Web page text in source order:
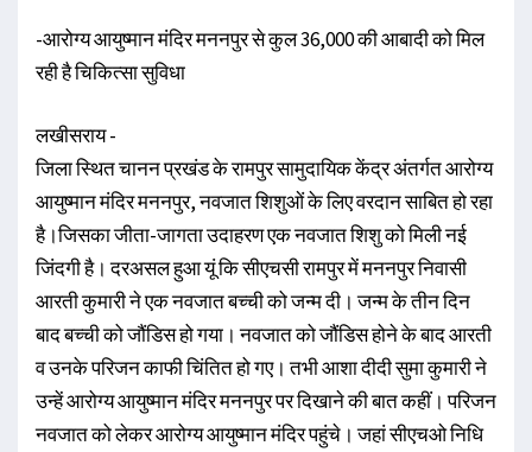
-आरोग्य आयुष्मान मंदिर मननपुर से कुल 36,000 की आबादी को मिल
रही है चिकित्सा सुविधा
लखीसराय -
जिला स्थित चानन प्रखंड के रामपुर सामुदायिक केंद्र अंतर्गत आरोग्य
आयुष्मान मंदिर मननपुर, नवजात शिशुओं के लिए वरदान साबित हो रहा
है।जिसका जीता-जागता उदाहरण एक नवजात शिशु को मिली नई
जिंदगी है। दरअसल हुआ यूं कि सीएचसी रामपुर में मननपुर निवासी
आरती कुमारी ने एक नवजात ​बच्ची को जन्म दी। जन्म के तीन दिन
बाद बच्ची को जौंडिस हो गया। नवजात को जौंडिस होने के बाद आरती
व उनके परिजन काफी चिंतित हो गए। तभी आशा दीदी सुमा कुमारी ने
उन्हें आरोग्य आयुष्मान मंदिर मननपुर पर दिखाने की बात कहीं। परिजन
नवजात को लेकर आरोग्य आयुष्मान मंदिर पहुंचे। जहां सीएचओ निधि